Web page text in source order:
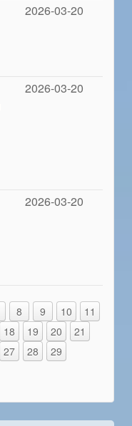
2026-03-20
2026-03-20
2026-03-20
8 9 10
11
18 19 20
21
27 28 29